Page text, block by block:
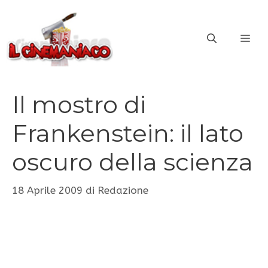
contenuto
Il mostro di
Frankenstein: il lato
oscuro della scienza
18 Aprile 2009 di Redazione